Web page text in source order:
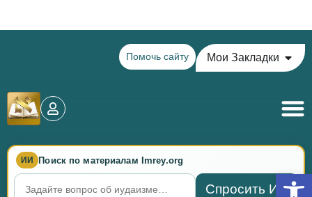
Помочь сайту Мои Закладки
ИИ Поиск по материалам Imrey.org
Спросить ИИ